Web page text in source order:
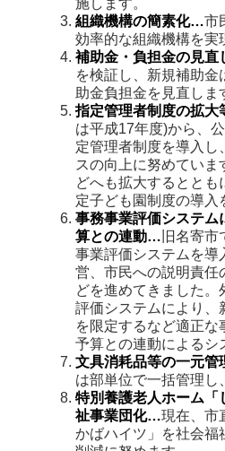
施します。
組織機構の簡素化…市
効率的な組織機構を実
補助金・負担金の見
を検証し、新規補助
助金負担金を見直しま
指定管理者制度の拡
は平成17年度)から、
定管理者制度を導入し
スの向上に努めてい
どへも拡大するとと
定子ども園制度の導入
事務事業評価システム
算との連動… 旧名寄
事業評価システムを導
営、市民への説明責任
どを進めてきました
評価システムにより、
を限定するなど適正な
予算との連動によるシ
文具消耗品等の一元
は部単位で一括管理し
特別養護老人ホーム「
祉事業団化…現在、市
かばハイツ」を社会福